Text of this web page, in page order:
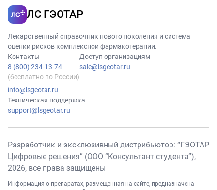
ЛС ГЭОТАР
Лекарственный справочник нового поколения и система
оценки рисков комплексной фармакотерапии.
Контакты
8 (800) 234-13-74
(бесплатно по России)
info@lsgeotar.ru
Доступ организациям
sale@lsgeotar.ru
Техническая поддержка
support@lsgeotar.ru
Разработчик и эксклюзивный дистрибьютор: “ГЭОТАР
Цифровые решения” (ООО “Консультант студента”),
2026, все права защищены
Информация о препаратах, размещенная на сайте, предназначена